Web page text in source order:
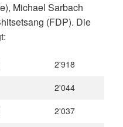
Michael Sarbach
(FDP). Die
2'918
2'044
2'037